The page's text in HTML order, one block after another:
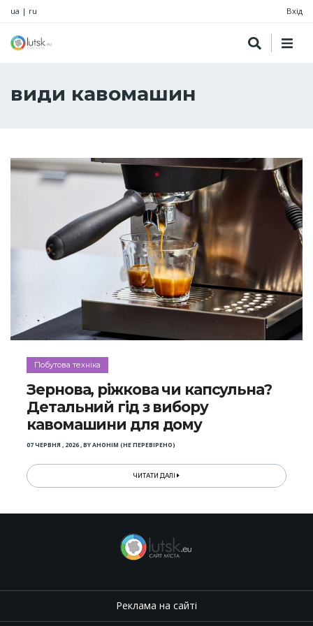
ua | ru Вхід
види кавомашин
Побутова техніка
Зернова, ріжкова чи капсульна?
Детальний гід з вибору
кавомашини для дому
07 ЧЕРВНЯ , 2026,BYАНОНІМ (НЕ ПЕРЕВІРЕНО)
ЧИТАТИ ДАЛІ
Реклама на сайті